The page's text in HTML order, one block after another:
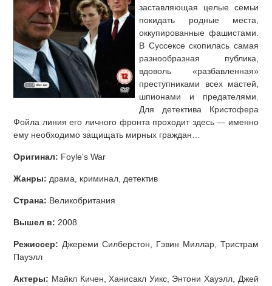
заставляющая целые семьи
покидать родные места,
оккупированные фашистами.
В Суссексе скопилась самая
разнообразная публика,
вдоволь «разбавленная»
преступниками всех мастей,
шпионами и предателями.
Для детектива Кристофера
Фойла линия его личного фронта проходит здесь — именно
ему необходимо защищать мирных граждан…
Оригинал: Foyle's War
Жанры: драма, криминал, детектив
Страна: Великобритания
Вышел в: 2008
Режиссер: Джереми Силберстон, Гэвин Миллар, Тристрам
Пауэлл
Актеры: Майкл Кичен, Ханисакл Уикс, Энтони Хауэлл, Джей